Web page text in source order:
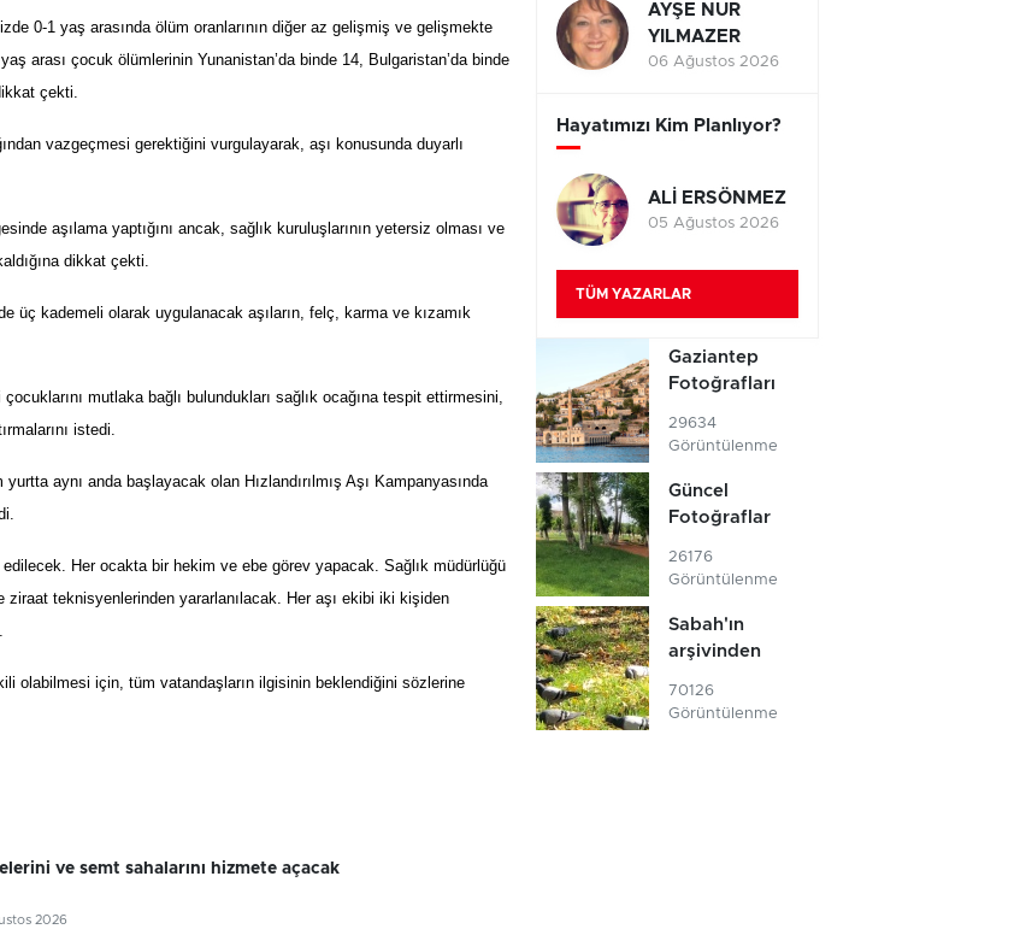
0-1 yaş arasında ölüm oranlarının diğer az gelişmiş ve gelişmekte
arası çocuk ölümlerinin Yunanistan’da binde 14, Bulgaristan’da binde
çekti.
vazgeçmesi gerektiğini vurgulayarak, aşı konusunda duyarlı
aşılama yaptığını ancak, sağlık kuruluşlarının yetersiz olması ve
dikkat çekti.
üç kademeli olarak uygulanacak aşıların, felç, karma ve kızamık
mutlaka bağlı bulundukları sağlık ocağına tespit ettirmesini,
istedi.
aynı anda başlayacak olan Hızlandırılmış Aşı Kampanyasında
Her ocakta bir hekim ve ebe görev yapacak. Sağlık müdürlüğü
ziraat teknisyenlerinden yararlanılacak. Her aşı ekibi iki kişiden
olabilmesi için, tüm vatandaşların ilgisinin beklendiğini sözlerine
ve semt sahalarını hizmete açacak
2026
AYŞE NUR
YILMAZER
06 Ağustos 2026
Hayatımızı Kim Planlıyor?
ALİ ERSÖNMEZ
05 Ağustos 2026
TÜM YAZARLAR
Gaziantep
Fotoğrafları
29634
Görüntülenme
Güncel
Fotoğraflar
26176
Görüntülenme
Sabah'ın
arşivinden
70126
Görüntülenme